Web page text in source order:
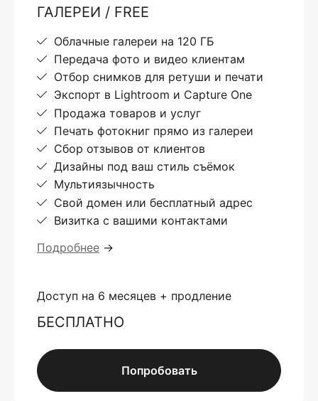
ГАЛЕРЕИ / FREE
Облачные галереи на 120 ГБ
Передача фото и видео клиентам
Отбор снимков для ретуши и печати
Экспорт в Lightroom и Capture One
Продажа товаров и услуг
Печать фотокниг прямо из галереи
Сбор отзывов от клиентов
Дизайны под ваш стиль съёмок
Мультиязычность
Свой домен или бесплатный адрес
Визитка с вашими контактами
Подробнее →
Доступ на 6 месяцев + продление
БЕСПЛАТНО
Попробовать